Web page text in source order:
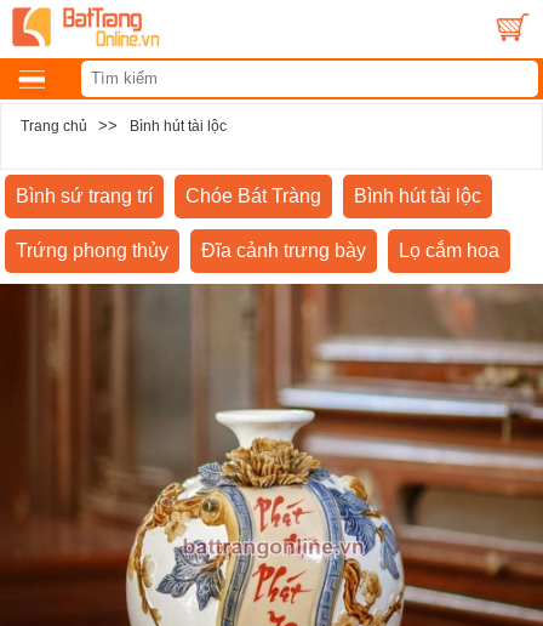
Trang chủ >> Bình hút tài lộc
Bình sứ trang trí Chóe Bát Tràng Bình hút tài lộc
Trứng phong thủy Đĩa cảnh trưng bày Lọ cắm hoa